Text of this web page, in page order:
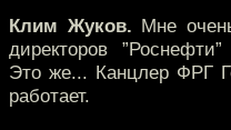
Клим Жуков. Мне
директоров
Это же... Канцлер ФРГ
работает.